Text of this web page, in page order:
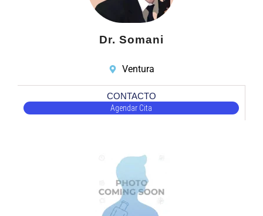
Dr. Somani
Ventura
CONTACTO
Agendar Cita